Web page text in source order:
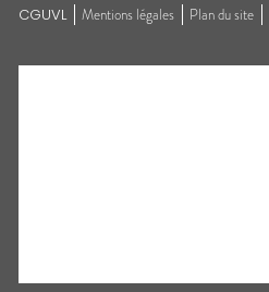
CGUVL Mentions légales Plan du site